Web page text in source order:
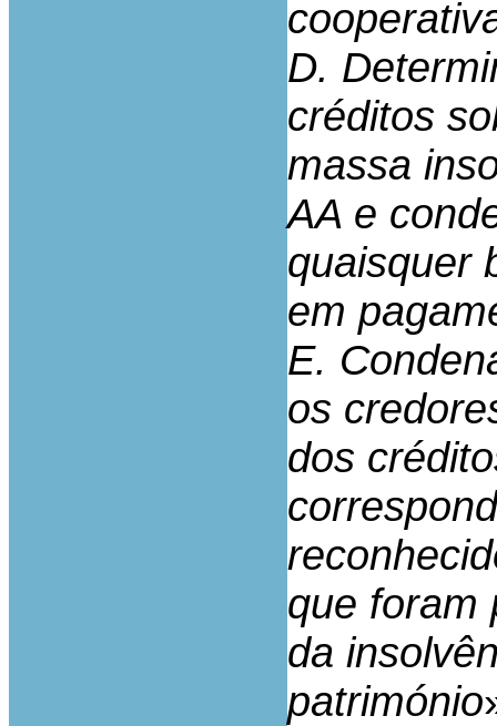
D.
créditos
massa
AA e
quaisquer
em
E.
os
dos
que foram
da
património